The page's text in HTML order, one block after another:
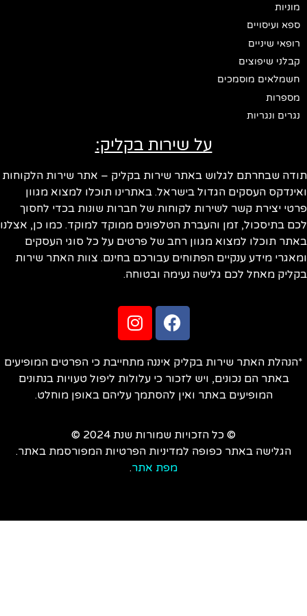
מוניות
ספא ועיסויים
רופאי שיניים
קבלני שיפוצים
חשמלאים מוסמכים
מספרות
נגרים ונגריות
על שירות בקליק:
שבחרתם לגלוש באתר שירות בקליק – אתר שירות הלקוחות
העסקים הגדול בישראל. באתרינו תוכלו למצוא מגוון
יצירת קשר לשירות לקוחות של חברות שונות בכדי לחסוך
בתיסכול, זמן והעברת הטלפונים ממוקד למוקד. כמו כן, אצלנו
תוכלו למצוא מגוון רחב של פרטים על כל סוגי העסקים
מידע ענקיים הפתוחים עבורכם בחינם. צוות האתר שירות
מאחל לכם גלישה נעימה ובטוחה.
האתר שירות בקליק איננה מתחייבת כי הפרטים המופיעים
באתר הם נכונים, ויש לזכור כי עלולות ליפול טעויות בנתונים
המופיעים באתר ואין להסתמך עליהם באופן מוחלט.
© כל הזכויות שמורות שנת 2024 ©
הגלישה באתר כפופה למדיניות הפרטיות המפורסמת באתר.
מפת אתר.